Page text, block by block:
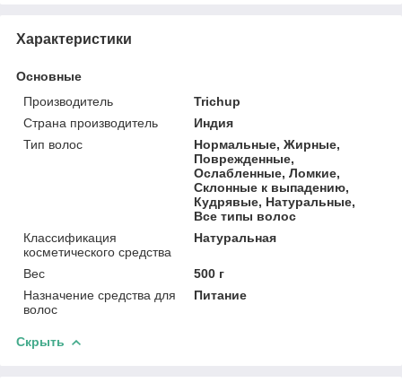
Характеристики
Основные
Производитель
Trichup
Страна производитель
Индия
Тип волос
Нормальные, Жирные,
Поврежденные,
Ослабленные, Ломкие,
Склонные к выпадению,
Кудрявые, Натуральные,
Все типы волос
Классификация
косметического средства
Натуральная
Вес
500 г
Назначение средства для
волос
Питание
Скрыть